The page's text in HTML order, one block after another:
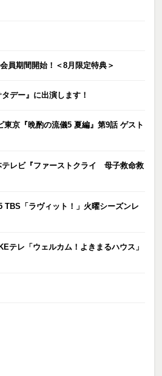
員期間開始！＜8月限定特典＞
デー』に出演します！
東京『晩酌の流儀5 夏編』第9話 ゲスト
テレビ『ファーストクライ 母子救命救
TBS「ラヴィット！」火曜シーズンレ
テレ「ウェルカム！よきまるハウス」